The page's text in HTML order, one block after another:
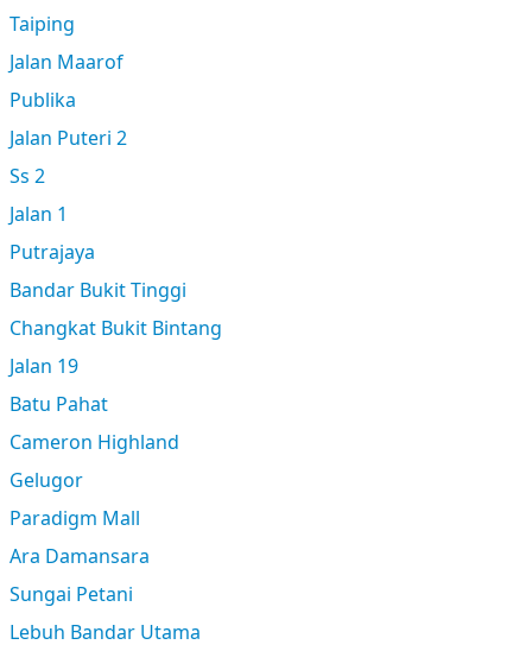
Taiping
Jalan Maarof
Publika
Jalan Puteri 2
Ss 2
Jalan 1
Putrajaya
Bandar Bukit Tinggi
Changkat Bukit Bintang
Jalan 19
Batu Pahat
Cameron Highland
Gelugor
Paradigm Mall
Ara Damansara
Sungai Petani
Lebuh Bandar Utama